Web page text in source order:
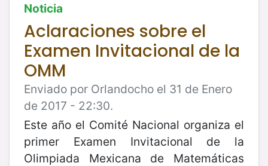
Noticia
Aclaraciones sobre el
Examen Invitacional de la
OMM
Enviado por Orlandocho el 31 de Enero
de 2017 - 22:30.
Este año el Comité Nacional organiza el
primer Examen Invitacional de la
Olimpiada Mexicana de Matemáticas